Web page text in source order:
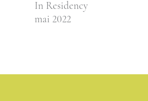
In Residency
mai 2022